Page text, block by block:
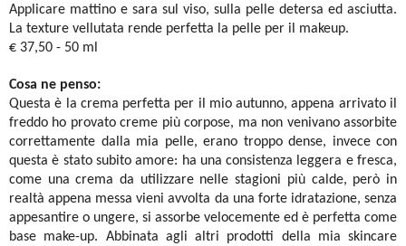
Applicare mattino e sara sul viso, sulla pelle detersa ed asciutta.
La texture vellutata rende perfetta la pelle per il makeup.
€ 37,50 - 50 ml
Cosa ne penso:
Questa è la crema perfetta per il mio autunno, appena arrivato il
freddo ho provato creme più corpose, ma non venivano assorbite
correttamente dalla mia pelle, erano troppo dense, invece con
questa è stato subito amore: ha una consistenza leggera e fresca,
come una crema da utilizzare nelle stagioni più calde, però in
realtà appena messa vieni avvolta da una forte idratazione, senza
appesantire o ungere, si assorbe velocemente ed è perfetta come
base make-up. Abbinata agli altri prodotti della mia skincare